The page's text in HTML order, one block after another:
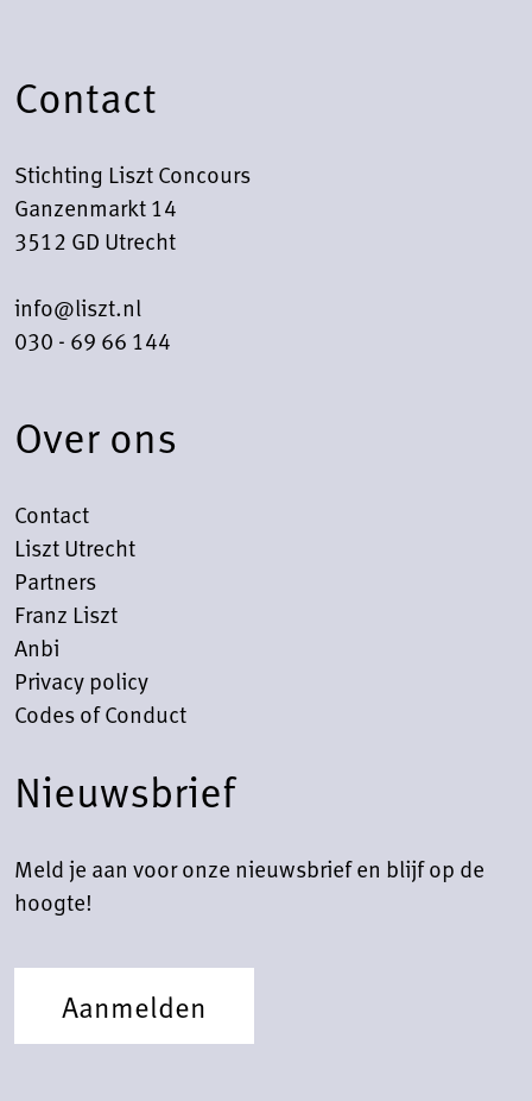
Contact
Stichting Liszt Concours
Ganzenmarkt 14
3512 GD Utrecht
info@liszt.nl
030 - 69 66 144
Over ons
Contact
Liszt Utrecht
Partners
Franz Liszt
Anbi
Privacy policy
Codes of Conduct
Nieuwsbrief
Meld je aan voor onze nieuwsbrief en blijf op de
hoogte!
Aanmelden